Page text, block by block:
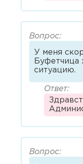
Вопрос:
У меня
Буфетчица
ситуацию.
Ответ:
Вопрос: